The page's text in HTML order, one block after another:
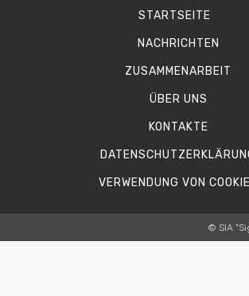
STARTSEITE
NACHRICHTEN
ZUSAMMENARBEIT
ÜBER UNS
KONTAKTE
VERWENDUNG VON
© SIA